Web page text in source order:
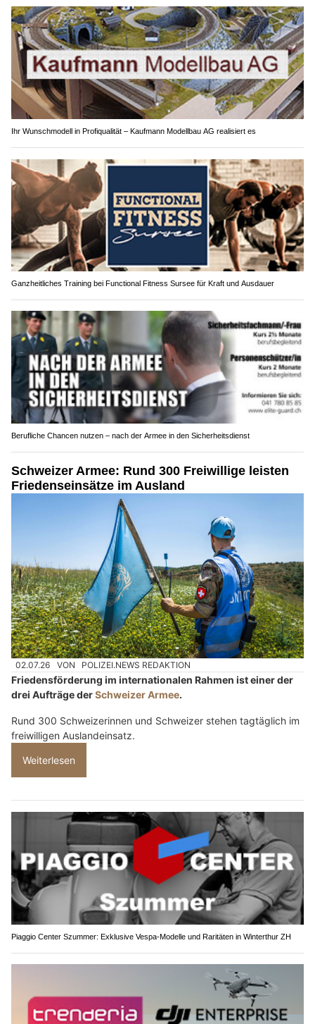
Ihr Wunschmodell in Profiqualität – Kaufmann Modellbau AG realisiert es
Ganzheitliches Training bei Functional Fitness Sursee für Kraft und Ausdauer
Berufliche Chancen nutzen – nach der Armee in den Sicherheitsdienst
Schweizer Armee: Rund 300 Freiwillige leisten
Friedenseinsätze im Ausland
02.07.26 VON POLIZEI.NEWS REDAKTION
Friedensförderung im internationalen Rahmen ist einer der
drei Aufträge derSchweizer Armee.
Rund 300 Schweizerinnen und Schweizer stehen tagtäglich im
freiwilligen Auslandeinsatz.
Weiterlesen
Piaggio Center Szummer: Exklusive Vespa-Modelle und Raritäten in Winterthur ZH